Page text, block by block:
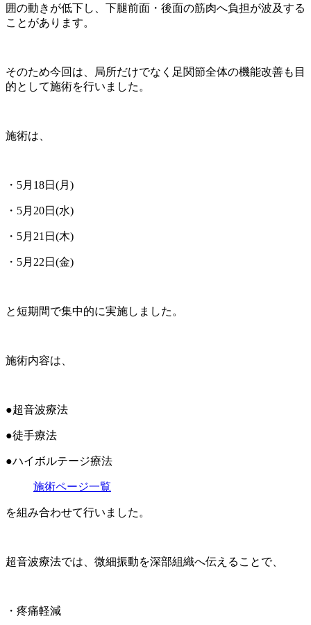
囲の動きが低下し、下腿前面・後面の筋肉へ負担が波及する
ことがあります。
そのため今回は、局所だけでなく足関節全体の機能改善も目
的として施術を行いました。
施術は、
・5月18日(月)
・5月20日(水)
・5月21日(木)
・5月22日(金)
と短期間で集中的に実施しました。
施術内容は、
●超音波療法
●徒手療法
●ハイボルテージ療法
施術ページ一覧
を組み合わせて行いました。
超音波療法では、微細振動を深部組織へ伝えることで、
・疼痛軽減